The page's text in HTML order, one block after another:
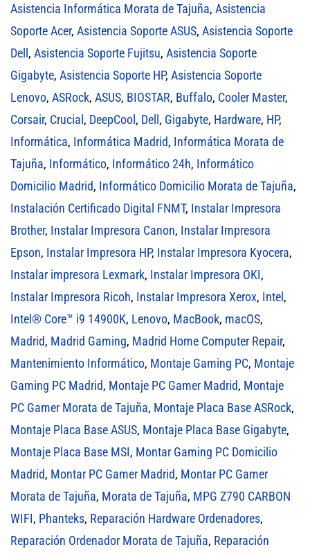
Asistencia Informática Morata de Tajuña, Asistencia
Soporte Acer, Asistencia Soporte ASUS, Asistencia Soporte
Dell, Asistencia Soporte Fujitsu, Asistencia Soporte
Gigabyte, Asistencia Soporte HP, Asistencia Soporte
Lenovo, ASRock, ASUS, BIOSTAR, Buffalo, Cooler Master,
Corsair, Crucial, DeepCool, Dell, Gigabyte, Hardware, HP,
Informática, Informática Madrid, Informática Morata de
Tajuña, Informático, Informático 24h, Informático
Domicilio Madrid, Informático Domicilio Morata de Tajuña,
Instalación Certificado Digital FNMT, Instalar Impresora
Brother, Instalar Impresora Canon, Instalar Impresora
Epson, Instalar Impresora HP, Instalar Impresora Kyocera,
Instalar impresora Lexmark, Instalar Impresora OKI,
Instalar Impresora Ricoh, Instalar Impresora Xerox, Intel,
Intel® Core™ i9 14900K, Lenovo, MacBook, macOS,
Madrid, Madrid Gaming, Madrid Home Computer Repair,
Mantenimiento Informático, Montaje Gaming PC, Montaje
Gaming PC Madrid, Montaje PC Gamer Madrid, Montaje
PC Gamer Morata de Tajuña, Montaje Placa Base ASRock,
Montaje Placa Base ASUS, Montaje Placa Base Gigabyte,
Montaje Placa Base MSI, Montar Gaming PC Domicilio
Madrid, Montar PC Gamer Madrid, Montar PC Gamer
Morata de Tajuña, Morata de Tajuña, MPG Z790 CARBON
WIFI, Phanteks, Reparación Hardware Ordenadores,
Reparación Ordenador Morata de Tajuña, Reparación